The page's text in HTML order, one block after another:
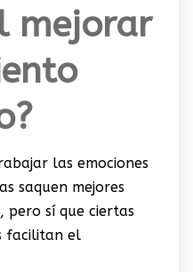
mejorar
las emociones
saquen mejores
pero sí que ciertas
facilitan el